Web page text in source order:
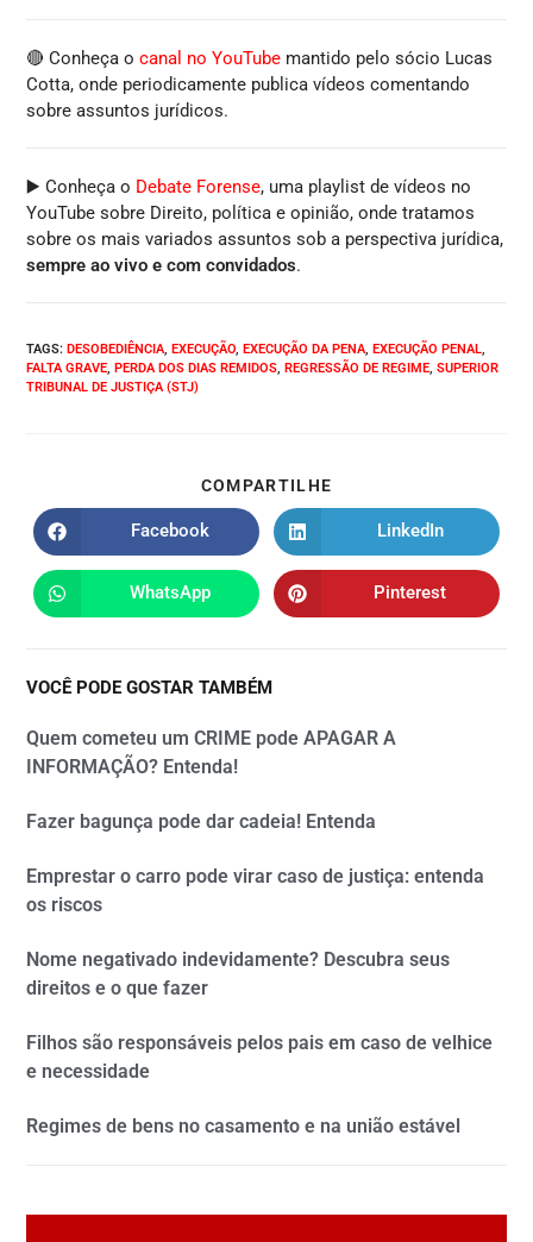
🔴 Conheça ocanal no YouTube mantido pelo sócio Lucas
Cotta, onde periodicamente publica vídeos comentando
sobre assuntos jurídicos.
▶️ Conheça o Debate Forense, uma playlist de vídeos no
YouTube sobre Direito, política e opinião, onde tratamos
sobre os mais variados assuntos sob a perspectiva jurídica,
sempre ao vivo e com convidados.
TAGS:DESOBEDIÊNCIA, EXECUÇÃO, EXECUÇÃO DA PENA, EXECUÇÃO PENAL,
FALTA GRAVE, PERDA DOS DIAS REMIDOS, REGRESSÃO DE REGIME, SUPERIOR
TRIBUNAL DE JUSTIÇA (STJ)
COMPARTILHE
Facebook LinkedIn
WhatsApp Pinterest
VOCÊ PODE GOSTAR TAMBÉM
Quem cometeu um CRIME pode APAGAR A
INFORMAÇÃO? Entenda!
Fazer bagunça pode dar cadeia! Entenda
Emprestar o carro pode virar caso de justiça: entenda
os riscos
Nome negativado indevidamente? Descubra seus
direitos e o que fazer
Filhos são responsáveis pelos pais em caso de velhice
e necessidade
Regimes de bens no casamento e na união estável